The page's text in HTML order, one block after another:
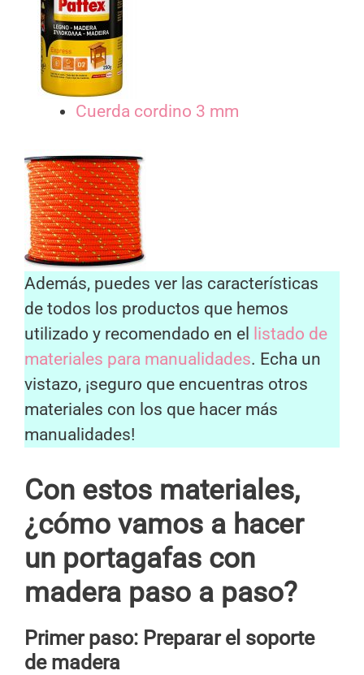
Cuerda cordino 3 mm
Además, puedes ver las características
de todos los productos que hemos
utilizado y recomendado en el
listado de
materiales para manualidades. Echa un
vistazo, ¡seguro que encuentras otros
materiales con los que hacer más
manualidades!
Con estos materiales,
¿cómo vamos a hacer
un portagafas con
madera paso a paso?
Primer paso: Preparar el soporte
de madera